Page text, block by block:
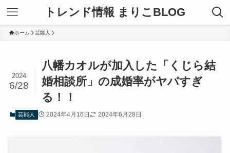
トレンド情報 まりこBLOG
ホーム 芸能人
八幡カオルが加入した「くじら結
婚相談所」の成婚率がヤバすぎ
る！！
2024
6/28
芸能人 2024年4月16日 2024年6月28日